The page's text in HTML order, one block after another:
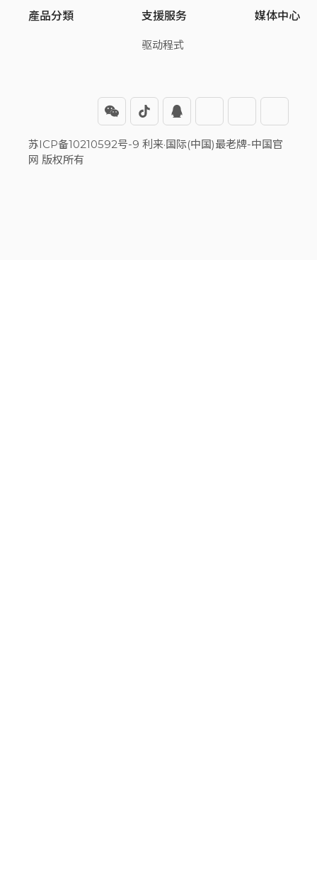
產品分類 支援服务
驱动程式
媒体中心
苏ICP备10210592号-9 利来·国际(中国)最老牌-中国官
网 版权所有